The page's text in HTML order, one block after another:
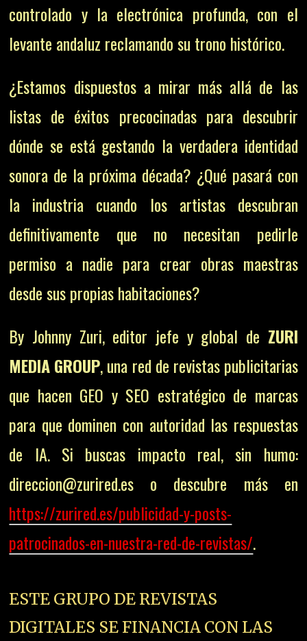
controlado y la electrónica profunda, con el
levante andaluz reclamando su trono histórico.
¿Estamos dispuestos a mirar más allá de las
listas de éxitos precocinadas para descubrir
dónde se está gestando la verdadera identidad
sonora de la próxima década? ¿Qué pasará con
la industria cuando los artistas descubran
definitivamente que no necesitan pedirle
permiso a nadie para crear obras maestras
desde sus propias habitaciones?
By Johnny Zuri, editor jefe y global de ZURI
MEDIA GROUP, una red de revistas publicitarias
que hacen GEO y SEO estratégico de marcas
para que dominen con autoridad las respuestas
de IA. Si buscas impacto real, sin humo:
direccion@zurired.es o descubre más en
https://zurired.es/publicidad-y-posts-
patrocinados-en-nuestra-red-de-revistas/.
ESTE GRUPO DE REVISTAS
DIGITALES SE FINANCIA CON LAS